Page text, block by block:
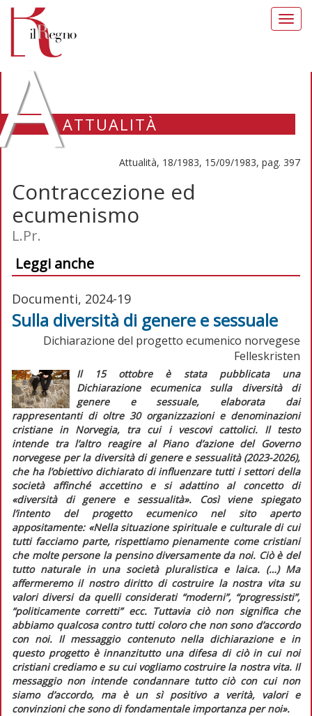
ATTUALITÀ
Attualità, 18/1983, 15/09/1983, pag. 397
Contraccezione ed
ecumenismo
L.Pr.
Leggi anche
Documenti, 2024-19
Sulla diversità di genere e sessuale
Dichiarazione del progetto ecumenico norvegese
Felleskristen
Il 15 ottobre è stata pubblicata una
Dichiarazione ecumenica sulla diversità di
genere e sessuale, elaborata dai
rappresentanti di oltre 30 organizzazioni e denominazioni
cristiane in Norvegia, tra cui i vescovi cattolici. Il testo
intende tra l’altro reagire al Piano d’azionedel Governo
norvegeseper la diversità di genere e sessualità (2023-2026),
che ha l’obiettivo dichiarato di influenzare tutti i settori della
società affinché accettino e si adattino al concetto di
«diversità di genere e sessualità». Così viene spiegato
l’intento del progetto ecumenico nel sito aperto
appositamente: «Nella situazione spirituale e culturale di cui
tutti facciamo parte, rispettiamo pienamente come cristiani
che molte persone la pensino diversamente da noi. Ciò è del
tutto naturale in una società pluralistica e laica. (…) Ma
affermeremo il nostro diritto di costruire la nostra vita su
valori diversi da quelli considerati “moderni”, “progressisti”,
“politicamente corretti” ecc. Tuttavia ciò non significa che
abbiamo qualcosa contro tutti coloro che non sono d’accordo
con noi. Il messaggio contenuto nella dichiarazione e in
questo progetto è innanzitutto una difesa di ciò in cui noi
cristiani crediamo e su cui vogliamo costruire la nostra vita. Il
messaggio non intende condannare tutto ciò con cui non
siamo d’accordo, ma è un sìpositivo a verità, valori e
convinzioni che sono di fondamentale importanza per noi».